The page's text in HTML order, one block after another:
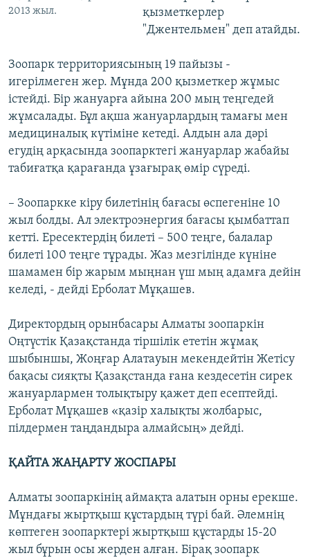
2013 жыл.
қызметкерлер
"Джентельмен" деп атайды.
Зоопарк территориясының 19 пайызы -
игерілмеген жер. Мұнда 200 қызметкер жұмыс
істейді. Бір жануарға айына 200 мың теңгедей
жұмсалады. Бұл ақша жануарлардың тамағы мен
медициналық күтіміне кетеді. Алдын ала дәрі
егудің арқасында зоопарктегі жануарлар жабайы
табиғатқа қарағанда ұзағырақ өмір сүреді.
– Зоопаркке кіру билетінің бағасы өспегеніне 10
жыл болды. Ал электроэнергия бағасы қымбаттап
кетті. Ересектердің билеті – 500 теңге, балалар
билеті 100 теңге тұрады. Жаз мезгілінде күніне
шамамен бір жарым мыңнан үш мың адамға дейін
келеді, - дейді Ерболат Мұқашев.
Директордың орынбасары Алматы зоопаркін
Оңтүстік Қазақстанда тіршілік ететін жұмақ
шыбыншы, Жоңғар Алатауын мекендейтін Жетісу
бақасы сияқты Қазақстанда ғана кездесетін сирек
жануарлармен толықтыру қажет деп есептейді.
Ерболат Мұқашев «қазір халықты жолбарыс,
пілдермен таңдандыра алмайсың» дейді.
ҚАЙТА ЖАҢАРТУ ЖОСПАРЫ
Алматы зоопаркінің аймақта алатын орны ерекше.
Мұндағы жыртқыш құстардың түрі бай. Әлемнің
көптеген зоопарктері жыртқыш құстарды 15-20
жыл бұрын осы жерден алған. Бірақ зоопарк